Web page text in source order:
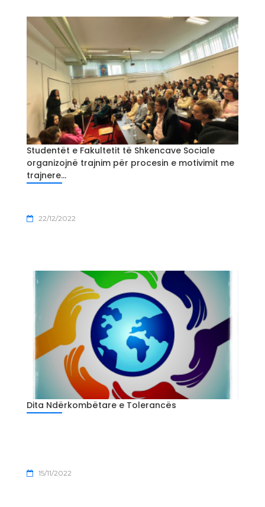
Studentët e Fakultetit të Shkencave Sociale
organizojnë trajnim për procesin e motivimit me
trajnere...
22/12/2022
Dita Ndërkombëtare e Tolerancës
15/11/2022